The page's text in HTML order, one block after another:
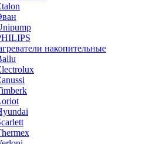
накопительные